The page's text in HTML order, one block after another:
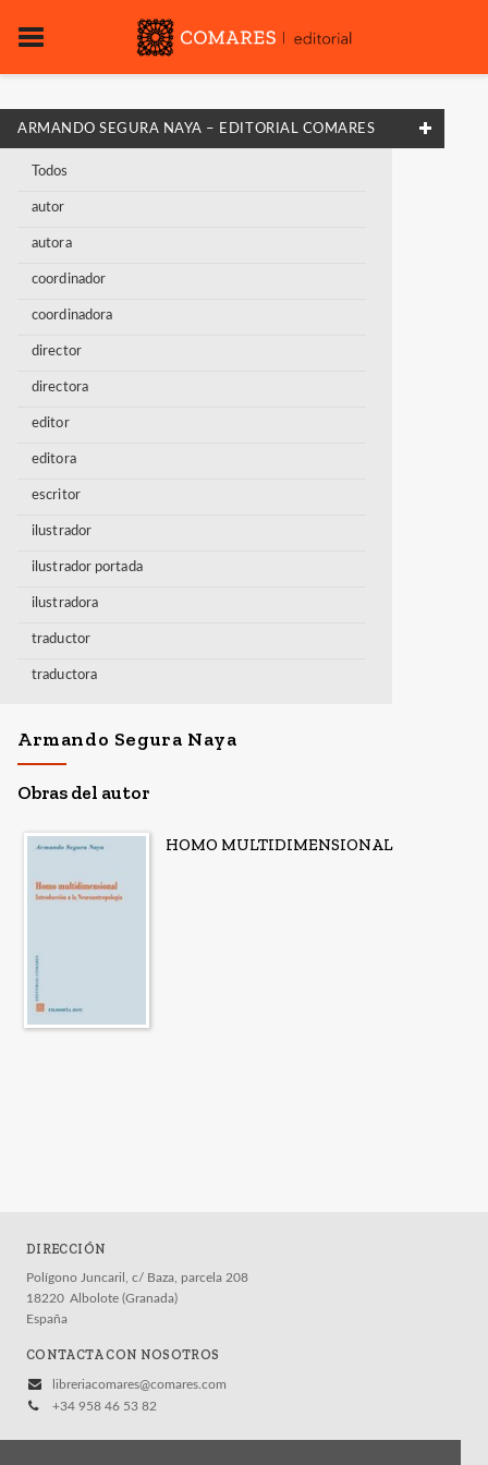
ARMANDO SEGURA NAYA – EDITORIAL COMARES
Todos
autor
autora
coordinador
coordinadora
director
directora
editor
editora
escritor
ilustrador
ilustrador portada
ilustradora
traductor
traductora
Armando Segura Naya
Obras del autor
HOMO MULTIDIMENSIONAL
DIRECCIÓN
Polígono Juncaril, c/ Baza, parcela 208
18220 Albolote (Granada)
España
CONTACTA CON NOSOTROS
libreriacomares@comares.com
+34 958 46 53 82